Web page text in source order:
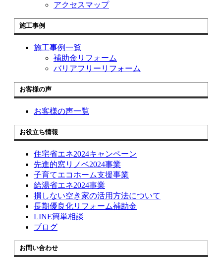
アクセスマップ
施工事例
施工事例一覧
補助金リフォーム
バリアフリーリフォーム
お客様の声
お客様の声一覧
お役立ち情報
住宅省エネ2024キャンペーン
先進的窓リノベ2024事業
子育てエコホーム支援事業
給湯省エネ2024事業
損しない空き家の活用方法について
長期優良化リフォーム補助金
LINE簡単相談
ブログ
お問い合わせ